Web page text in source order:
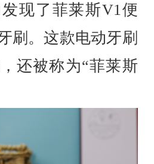
现了菲莱斯V1便
刷。这款电动牙刷
还被称为“菲莱斯